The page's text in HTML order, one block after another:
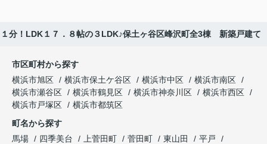
分！LDK１７．８帖の３LDK♪保土ヶ谷区峰沢町全3棟 新築戸建て
市区町村から探す
横浜市旭区
横浜市保土ケ谷区 横浜市中区
横浜市南区
横浜市瀬谷区
横浜市鶴見区 横浜市神奈川区
横浜市西区
横浜市戸塚区
横浜市都筑区
町名から探す
馬場
四季美台 上菅田町 菅田町 東山田
平戸